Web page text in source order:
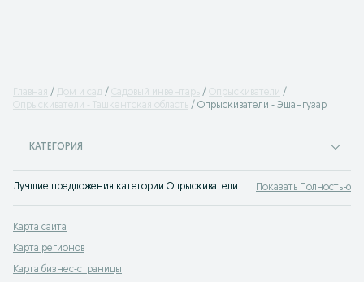
Главная Дом и сад Садовый инвентарь
Опрыскиватели
Опрыскиватели - Ташкентская область
Опрыскиватели - Эшангузар
КАТЕГОРИЯ
Лучшие предложения категории Опрыскиватели Эшангузар. Большой выбор товаров и услуг по выгодным ценам на OLX! Множество предложений на OLX.uz! Показать Полностью
Карта сайта
Карта регионов
Карта бизнес-страницы